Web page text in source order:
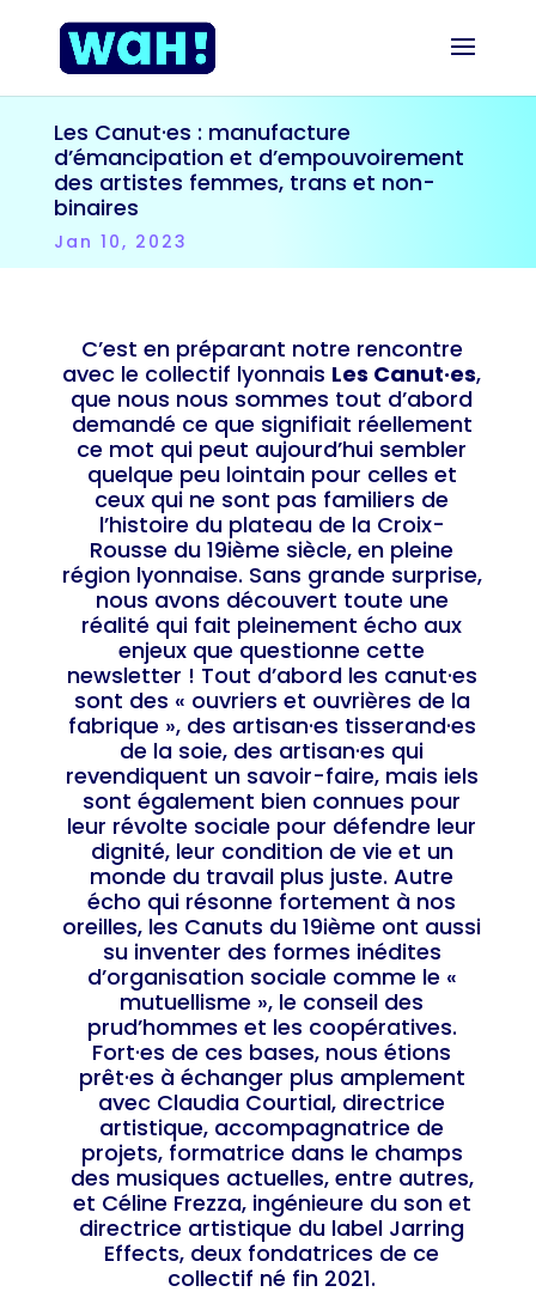
Les Canut·es : manufacture
d’émancipation et d’empouvoirement
des artistes femmes, trans et non-
binaires
Jan 10, 2023
C’est en préparant notre rencontre
avec le collectif lyonnais Les Canut·es,
que nous nous sommes tout d’abord
demandé ce que signifiait réellement
ce mot qui peut aujourd’hui sembler
quelque peu lointain pour celles et
ceux qui ne sont pas familiers de
l’histoire du plateau de la Croix-
Rousse du 19ième siècle, en pleine
région lyonnaise. Sans grande surprise,
nous avons découvert toute une
réalité qui fait pleinement écho aux
enjeux que questionne cette
newsletter ! Tout d’abord les canut·es
sont des « ouvriers et ouvrières de la
fabrique », des artisan·es tisserand·es
de la soie, des artisan·es qui
revendiquent un savoir-faire, mais iels
sont également bien connues pour
leur révolte sociale pour défendre leur
dignité, leur condition de vie et un
monde du travail plus juste. Autre
écho qui résonne fortement à nos
oreilles, les Canuts du 19ième ont aussi
su inventer des formes inédites
d’organisation sociale comme le «
mutuellisme », le conseil des
prud’hommes et les coopératives.
Fort·es de ces bases, nous étions
prêt·es à échanger plus amplement
avec Claudia Courtial, directrice
artistique, accompagnatrice de
projets, formatrice dans le champs
des musiques actuelles, entre autres,
et Céline Frezza, ingénieure du son et
directrice artistique du label Jarring
Effects, deux fondatrices de ce
collectif né fin 2021.